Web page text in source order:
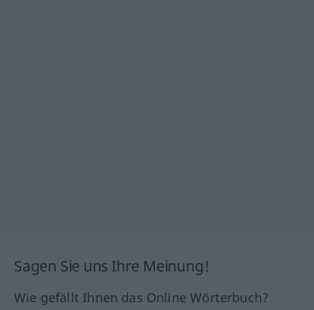
Sagen Sie uns Ihre Meinung!
Wie gefällt Ihnen das Online Wörterbuch?